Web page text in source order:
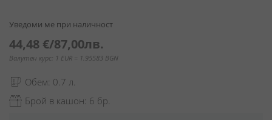
Уведоми ме при наличност
44,48 €/87,00лв.
Валутен курс: 1 EUR = 1.95583 BGN
Обем: 0.7 л.
Брой в кашон: 6 бр.